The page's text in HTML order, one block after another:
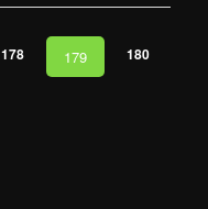
178 179 180